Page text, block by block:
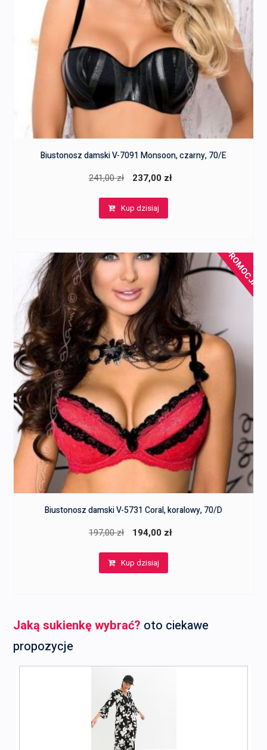
Biustonosz damski V-7091 Monsoon, czarny, 70/E
241,00zł
Pierwotna
wynosiła:
237,00 zł
Kup dzisiaj
PROMOCJA!
Biustonosz damski V-5731 Coral, koralowy, 70/D
197,00zł
Pierwotna
wynosiła:
194,00 zł
Kup dzisiaj
Jaką sukienkę wybrać? oto ciekawe
propozycje